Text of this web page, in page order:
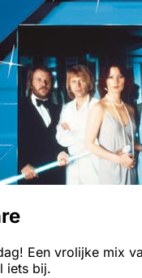
Een vrolijke mix
iets bij.